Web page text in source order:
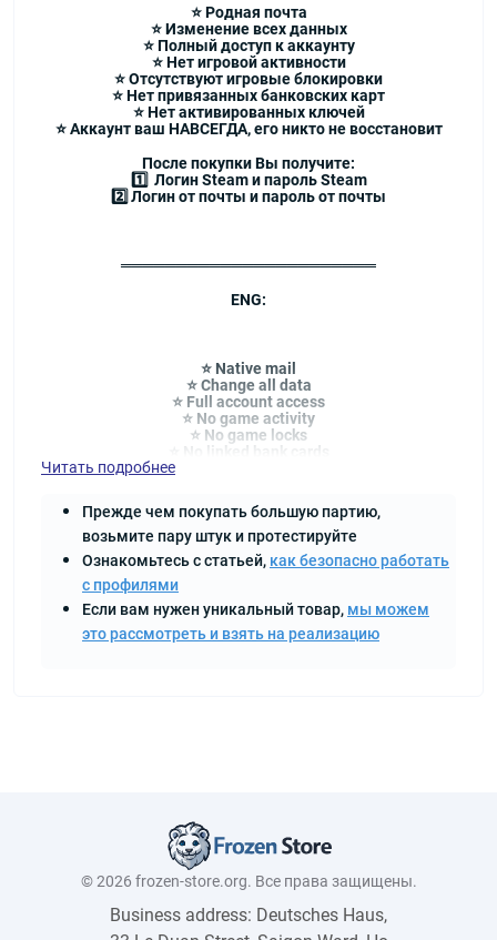
⭐ Родная почта
⭐ Изменение всех данных
⭐ Полный доступ к аккаунту
⭐ Нет игровой активности
⭐ Отсутствуют игровые блокировки
⭐ Нет привязанных банковских карт
⭐ Нет активированных ключей
⭐ Аккаунт ваш НАВСЕГДА, его никто не восстановит
После покупки Вы получите:
1️⃣ Логин Steam и пароль Steam
2️⃣ Логин от почты и пароль от почты
═══════════════════════
ENG:
⭐ Native mail
⭐ Change all data
⭐ Full account access
⭐ No game activity
⭐ No game locks
⭐ No linked bank cards
After purchase you will receive:
1️⃣ Steam login and Steam password
2️⃣ Login from mail and password from mail
Читать подробнее
Прежде чем покупать большую партию,
возьмите пару штук и протестируйте
Ознакомьтесь с статьей, как безопасно работать
с профилями
Если вам нужен уникальный товар, мы можем
это рассмотреть и взять на реализацию
© 2026 frozen-store.org. Все права защищены.
Business address: Deutsches Haus,